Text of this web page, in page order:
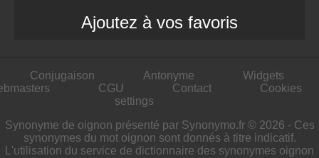
Ajoutez à vos favoris
Conjugaison Antonyme
Widgets
CGU Contact
Cookies
settings
Synonyme de oignon présenté par Synonymo.fr © 2026 - Ces
synonymes du mot oignon sont donnés à titre indicatif.
L'utilisation du service de dictionnaire des synonymes oignon